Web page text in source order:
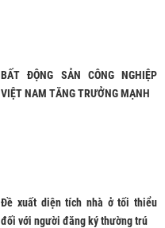
BẤT ĐỘNG SẢN CÔNG NGHIỆP
VIỆT NAM TĂNG TRƯỞNG MẠNH
Đề xuất diện tích nhà ở tối thiểu
đối với người đăng ký thường trú